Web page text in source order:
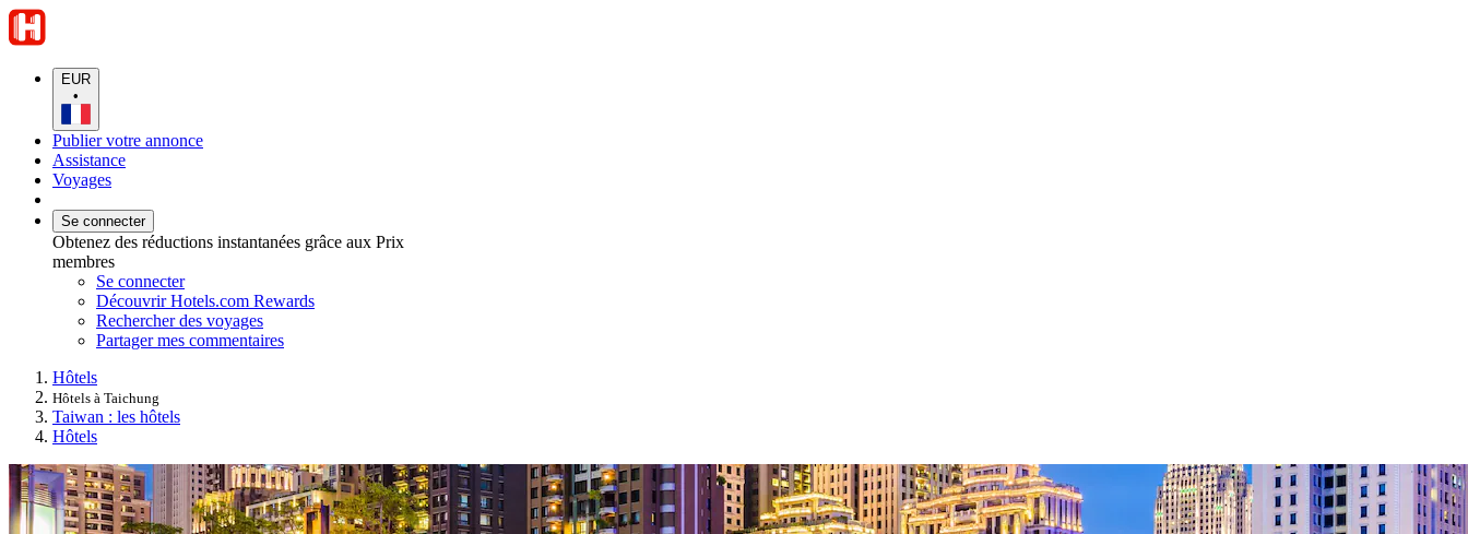
EUR
•
Publier votre annonce
Assistance
Voyages
Se connecter
Obtenez des réductions instantanées grâce aux Prix
membres
Se connecter
Découvrir Hotels.com Rewards
Rechercher des voyages
Partager mes commentaires
Hôtels
Hôtels à Taichung
Taiwan : les hôtels
Hôtels